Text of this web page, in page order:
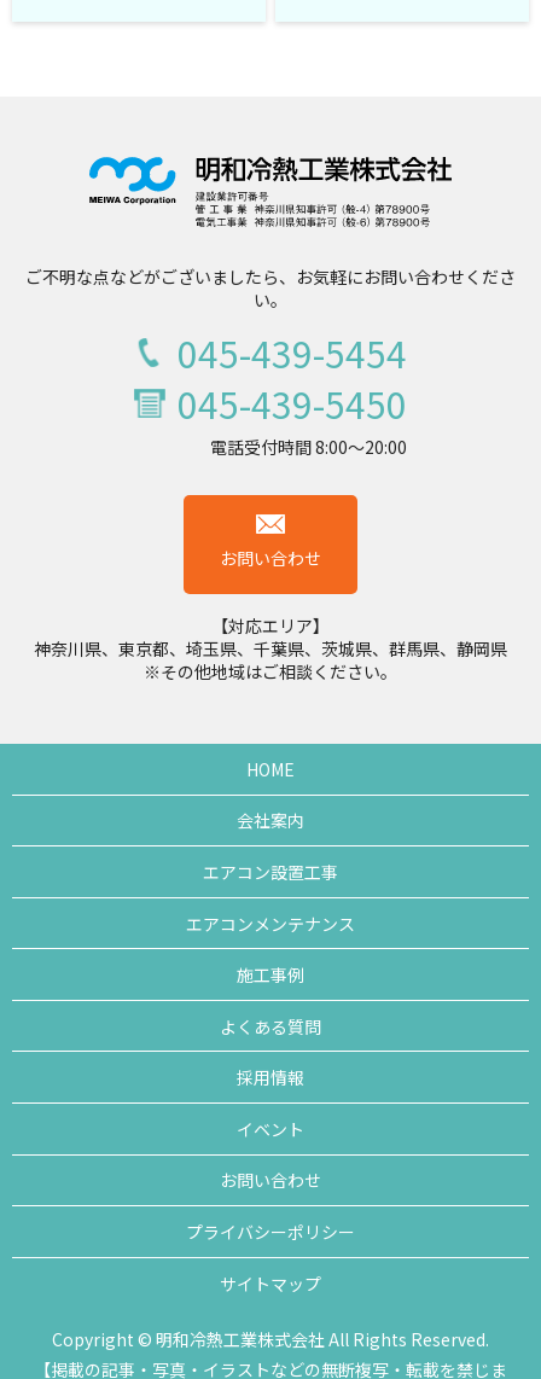
ご不明な点などがございましたら、お気軽にお問い合わせくださ
い。
045-439-5454
045-439-5450
電話受付時間 8:00～20:00
お問い合わせ
【対応エリア】
神奈川県、東京都、埼玉県、千葉県、茨城県、群馬県、静岡県
※その他地域はご相談ください。
HOME
会社案内
エアコン設置工事
エアコンメンテナンス
施工事例
よくある質問
採用情報
イベント
お問い合わせ
プライバシーポリシー
サイトマップ
Copyright © 明和冷熱工業株式会社 All Rights Reserved.
【掲載の記事・写真・イラストなどの無断複写・転載を禁じま